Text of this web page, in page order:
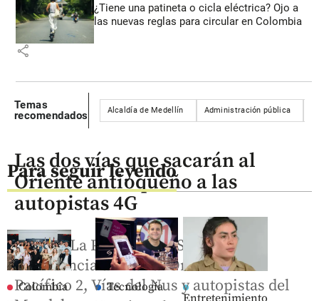
¿Tiene una patineta o cicla eléctrica? Ojo a
las nuevas reglas para circular en Colombia
share
Temas
recomendados
Alcaldía de Medellín Administración pública
Para seguir leyendo
Colombia Tecnología
Las dos vías que sacarán al
Oriente antioqueño a las
autopistas 4G
La Ceja-La Pintada y El Santuario-
Providencia unirán al Oriente con
Pacífico 2, Vías del Nus y autopistas del